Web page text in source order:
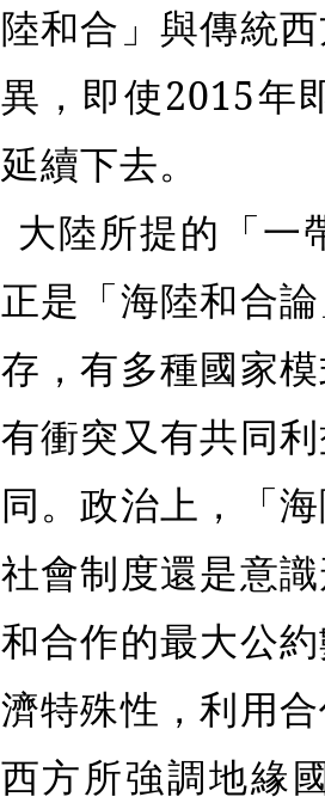
陸和合」與傳統
異，即使2015年
延續下去。
大陸所提的「一
正是「海陸和合
存，有多種國家
有衝突又有共同
同。政治上，「
社會制度還是意
和合作的最大公
濟特殊性，利用
西方所強調地緣